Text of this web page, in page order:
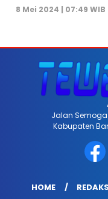
8 Mei 2024 | 07:49 WIB
Jalan Semoga
Kabupaten
HOME